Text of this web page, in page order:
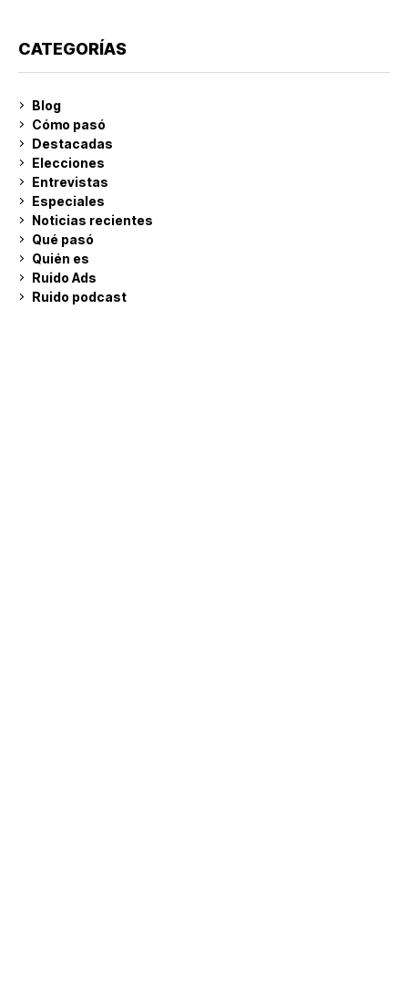
CATEGORÍAS
Blog
Cómo pasó
Destacadas
Elecciones
Entrevistas
Especiales
Noticias recientes
Qué pasó
Quién es
Ruido Ads
Ruido podcast